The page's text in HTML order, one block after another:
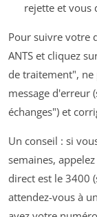
rejette et vous
Pour suivre votre
ANTS et cliquez
de traitement", ne
message d'erreur
échanges") et
Un conseil : si
semaines,
direct est le 3400
attendez-vous à